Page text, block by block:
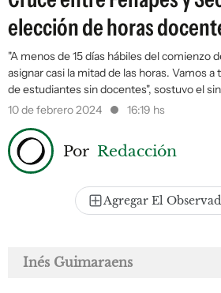
elección de horas
"A menos de 15 días hábiles del comienzo
asignar casi la mitad de las horas. Vamos
de estudiantes sin docentes", sostuvo el
10 de febrero 2024
16:19 hs
Por Redacción
Agregar El
Inés Guimaraens